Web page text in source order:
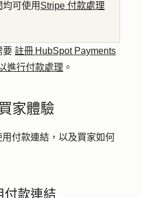
均可使用 Stripe 付款處理
要 註冊 HubSpot Payments
進行付款處理 。
家體驗
付款連結，以及買家如何
款連結